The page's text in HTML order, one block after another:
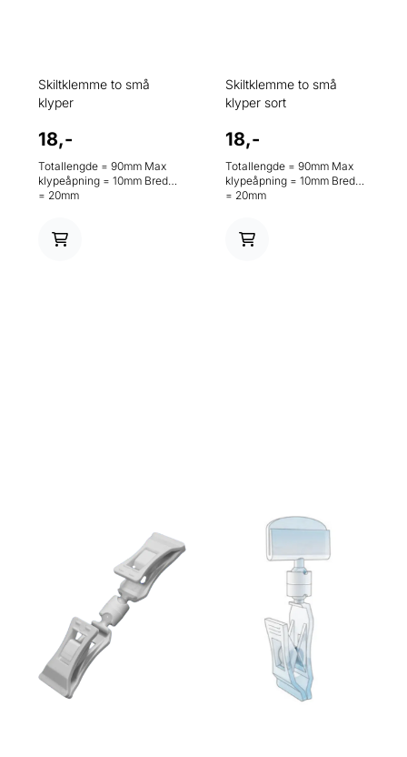
Skiltklemme to små
klyper
18,-
Totallengde = 90mm Max
klypeåpning = 10mm Bredde
= 20mm
Skiltklemme to små
klyper sort
18,-
Totallengde = 90mm Max
klypeåpning = 10mm Bredde
= 20mm